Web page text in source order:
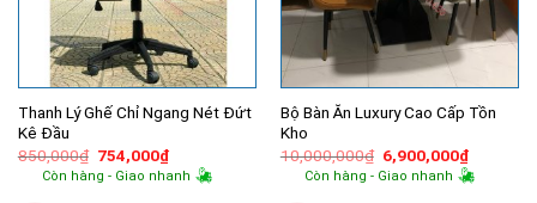
Thanh Lý Ghế Chỉ Ngang Nét Đứt
Kê Đầu
850,000₫ Giá
gốc
là:
754,000₫Giá
hiện
tại
Còn hàng - Giao nhanh
Bộ Bàn Ăn Luxury Cao Cấp Tồn
Kho
10,000,000₫ Giá
gốc
là:
6,900,000₫Giá
hiện
tại
Còn hàng - Giao nhanh